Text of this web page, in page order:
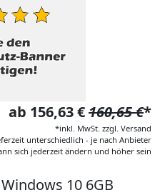
ab 156,63 €160,65 €*
*inkl. MwSt. zzgl. Versand
unterschiedlich - je nach Anbieter
sich jederzeit ändern und höher sein
10 6GB